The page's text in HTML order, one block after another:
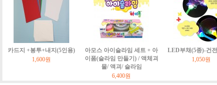
카드지 +봉투+내지(5인용)
1,600원
아모스 아이슬라임 세트 + 아
이폼(슬라임 만들기) / 액체괴
물/ 액괴/ 슬라임
6,400원
LED부채(5종)-건
1,050원